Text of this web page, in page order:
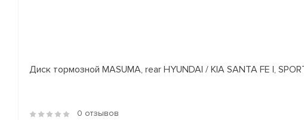
Диск тормозной MASUMA, rear HYUNDAI / KIA SANTA FE I,
0 отзывов